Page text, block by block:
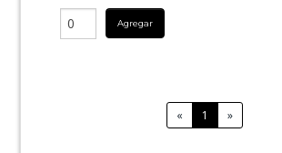
Agregar
« 1 »